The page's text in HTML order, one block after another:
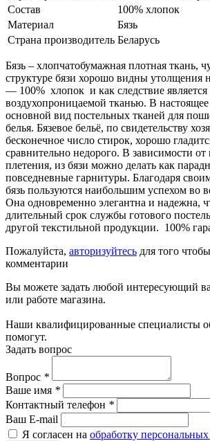
Состав
100% хлопок
Материал
Бязь
Страна производитель Беларусь
Бязь – хлопчатобумажная плотная ткань,
структуре бязи хорошо видны утолщения
― 100% хлопок и как следствие является
воздухопроницаемой тканью. В настоящее
основной вид постельных тканей для
белья. Бязевое бельё, по свидетельству
бесконечное число стирок, хорошо
сравнительно недорого. В зависимости от
плетения, из бязи можно делать как
повседневные гарнитуры. Благодаря
бязь пользуются наибольшим успехом во
Она одновременно элегантна и надежна,
длительный срок службы готового
другой текстильной продукции. 100%
Пожалуйста, авторизуйтесь для того
комментарии
Вы можете задать любой интересующий
или работе магазина.
Наши квалифицированные специалисты
помогут.
Задать вопрос
Вопрос *
Ваше имя *
Контактный телефон *
Ваш E-mail
Я согласен на обработку